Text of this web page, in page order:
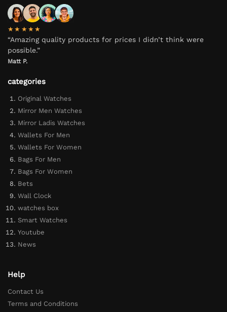
★★★★★
“Amazing quality products for prices I didn’t think were
possible.”
Matt P.
categories
Original Watches
Mirror Men Watches
Mirror Ladis Watches
Wallets For Men
Wallets For Women
Bags For Men
Bags For Women
Bets
Wall Clock
watches box
Smart Watches
Youtube
News
Help
Contact Us
Terms and Conditions